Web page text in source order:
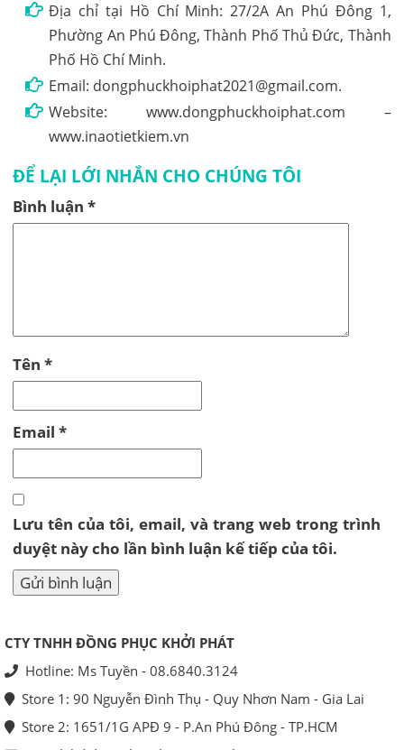
Địa chỉ tại Hồ Chí Minh: 27/2A An Phú Đông 1,
Phường An Phú Đông, Thành Phố Thủ Đức, Thành
Phố Hồ Chí Minh.
Email: dongphuckhoiphat2021@gmail.com.
Website: www.dongphuckhoiphat.com –
www.inaotietkiem.vn
ĐỂ LẠI LỚI NHẮN CHO CHÚNG TÔI
Bình luận*
Tên*
Email*
Lưu tên của tôi, email, và trang web trong trình
duyệt này cho lần bình luận kế tiếp của tôi.
CTY TNHH ĐỒNG PHỤC KHỞI PHÁT
Hotline: Ms Tuyền - 08.6840.3124
Store 1: 90 Nguyễn Đình Thụ - Quy Nhơn Nam - Gia Lai
Store 2: 1651/1G APĐ 9 - P.An Phú Đông - TP.HCM